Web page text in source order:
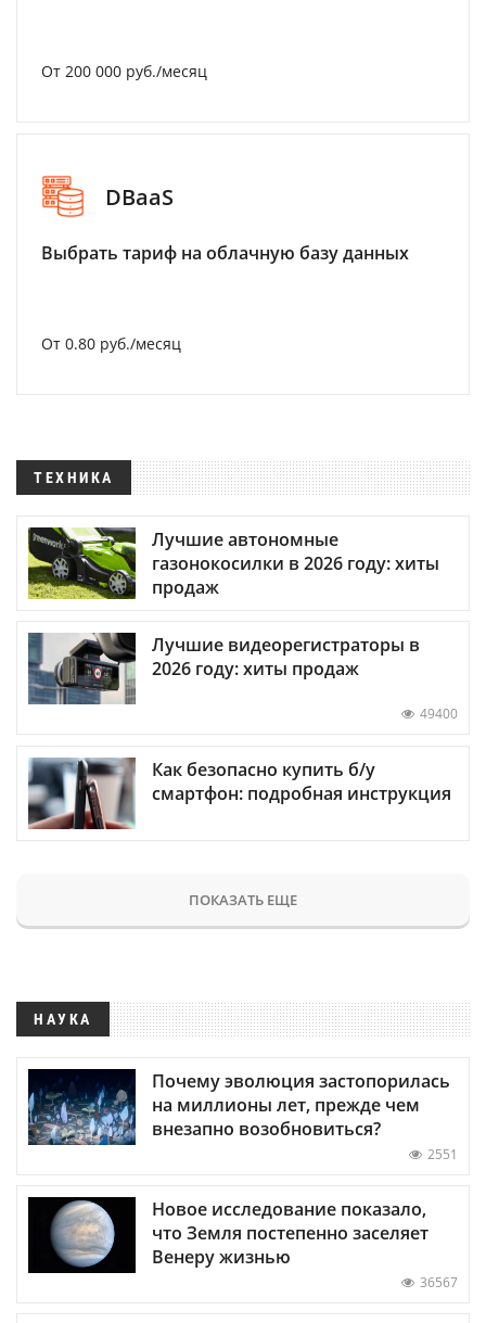
От 200 000 руб./месяц
DBaaS
Выбрать тариф на облачную базу данных
От 0.80 руб./месяц
ТЕХНИКА
Лучшие автономные
газонокосилки в 2026 году: хиты
продаж
Лучшие видеорегистраторы в
2026 году: хиты продаж
49400
Как безопасно купить б/у
смартфон: подробная инструкция
ПОКАЗАТЬ ЕЩЕ
НАУКА
Почему эволюция застопорилась
на миллионы лет, прежде чем
внезапно возобновиться?
2551
Новое исследование показало,
что Земля постепенно заселяет
Венеру жизнью
36567